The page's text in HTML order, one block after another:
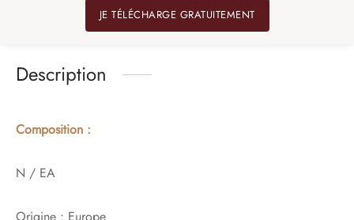
JE TÉLÉCHARGE GRATUITEMENT
Description
Composition :
N / EA